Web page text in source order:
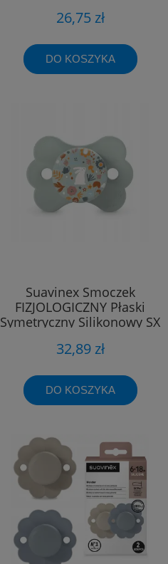
26,75 zł
DO KOSZYKA
Suavinex Smoczek
FIZJOLOGICZNY Płaski
Symetryczny Silikonowy SX
32,89 zł
DO KOSZYKA